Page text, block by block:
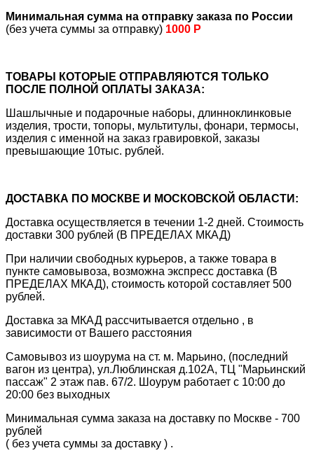
Минимальная сумма на отправку заказа по России
(без учета суммы за отправку) 1000 Р
ТОВАРЫ КОТОРЫЕ ОТПРАВЛЯЮТСЯ ТОЛЬКО
ПОСЛЕ ПОЛНОЙ ОПЛАТЫ ЗАКАЗА:
Шашлычные и подарочные наборы, длинноклинковые
изделия, трости, топоры, мультитулы, фонари, термосы,
изделия с именной на заказ гравировкой, заказы
превышающие 10тыс. рублей.
ДОСТАВКА ПО МОСКВЕ И МОСКОВСКОЙ ОБЛАСТИ:
Доставка осуществляется в течении 1-2 дней. Стоимость
доставки 300 рублей (В ПРЕДЕЛАХ МКАД)
При наличии свободных курьеров, а также товара в
пункте самовывоза, возможна экспресс доставка (В
ПРЕДЕЛАХ МКАД), стоимость которой составляет 500
рублей.
Доставка за МКАД рассчитывается отдельно , в
зависимости от Вашего расстояния
Самовывоз из шоурума на ст. м. Марьино, (последний
вагон из центра), ул.Люблинская д.102А, ТЦ "Марьинский
пассаж" 2 этаж пав. 67/2. Шоурум работает с 10:00 до
20:00 без выходных
Минимальная сумма заказа на доставку по Москве - 700
рублей
( без учета суммы за доставку ) .